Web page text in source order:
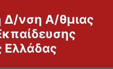
Δ/νση Α/θμιας
Ελλάδας